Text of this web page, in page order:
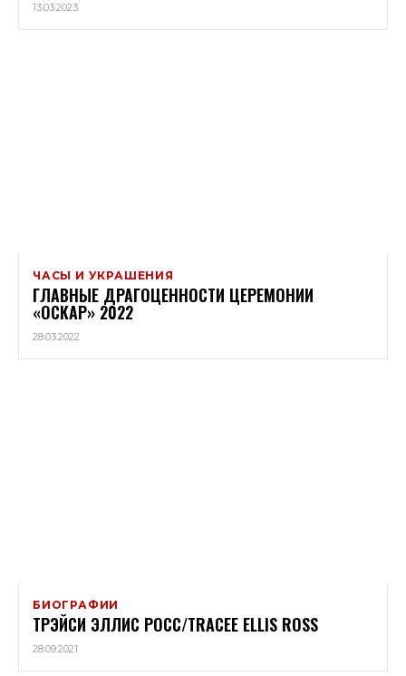
13.03.2023
ЧАСЫ И УКРАШЕНИЯ
ГЛАВНЫЕ ДРАГОЦЕННОСТИ ЦЕРЕМОНИИ
«ОСКАР» 2022
28.03.2022
БИОГРАФИИ
ТРЭЙСИ ЭЛЛИС РОСС/TRACEE ELLIS ROSS
28.09.2021